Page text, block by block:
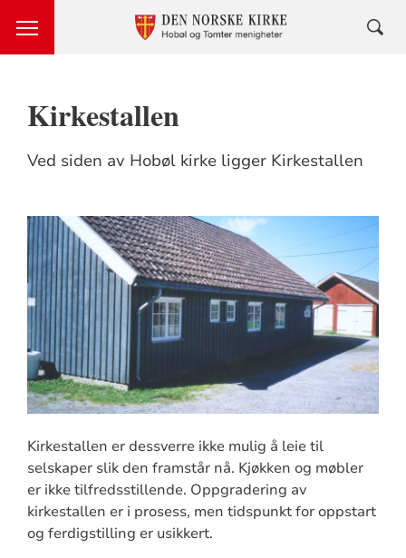
Kirkestallen
Ved siden av Hobøl kirke ligger Kirkestallen
Kirkestallen er dessverre ikke mulig å leie til
selskaper slik den framstår nå. Kjøkken og møbler
er ikke tilfredsstillende. Oppgradering av
kirkestallen er i prosess, men tidspunkt for oppstart
og ferdigstilling er usikkert.